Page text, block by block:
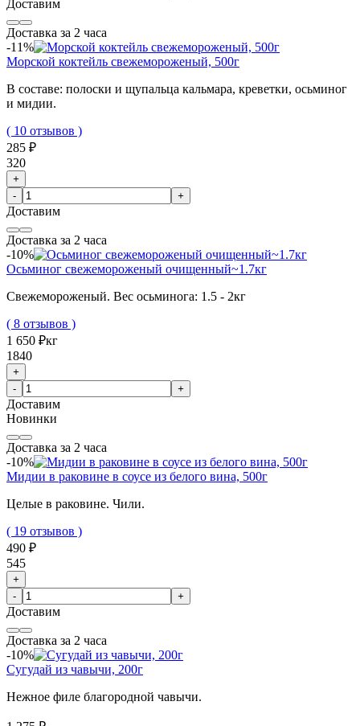
Доставим
Доставка за 2 часа
-11%
Морской коктейль свежемороженый, 500г
В составе: полоски и щупальца кальмара, креветки, осьминог
и мидии.
( 10 отзывов )
285 ₽
320
+
-
+
Доставим
Доставка за 2 часа
-10%
Осьминог свежемороженый очищенный~1.7кг
Свежемороженый. Вес осьминога: 1.5 - 2кг
( 8 отзывов )
1 650 ₽кг
1840
+
-
+
Доставим
Новинки
Доставка за 2 часа
-10%
Мидии в раковине в соусе из белого вина, 500г
Целые в раковине. Чили.
( 19 отзывов )
490 ₽
545
+
-
+
Доставим
Доставка за 2 часа
-10%
Сугудай из чавычи, 200г
Нежное филе благородной чавычи.